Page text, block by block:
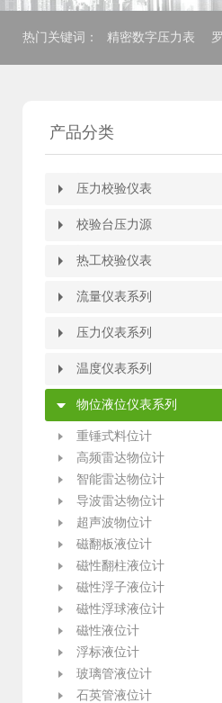
热门关键词： 精密数字压力表
产品分类
压力校验仪表
压力校验仪表
压力自动校验装置
全自动压力校验台
压力校验仪
箱式压力校验仪
电动压力校验仪
便携式多功能校验仪
智能压力模块
精密数字压力计
精密数字压力表
HART375手操器
HART475手操器
校验台压力源
校验台压力源
全自动压力控制台
电动压力校验台
压力校验台
便携式压力泵
轻便微压压力泵
手持式压力泵
电动压力源
手动压力源
氧气表压力表两用校器
手操压力泵
压力表转换接头
压力泵附件
热工校验仪表
热工校验仪表
热电偶热电阻检定系统
热工仪表校验装置
热电阻校验仿真仪
热电偶校验仿真仪
过程信号校验仪
电流电压校验仪
频率校验仪
温度校验仪
信号发生器
数字万用表
热工宝典
热工仪表校验仪
掌上型多功能校验仪
便携式温度校验炉
零度恒温器
热电偶检定炉
黑体炉/黑体辐射源
标准热电阻热电偶温度计
流量仪表系列
流量仪表系列
智能旋进旋涡气体流量计
热式气体质量流量计
智能涡街流量计
智能电磁流量计
液体涡轮流量计
靶式流量计
椭圆齿轮流量计
节流装置
孔板流量计
V锥流量计
弯管流量计
平衡流量计
威力巴流量计
德尔塔巴流量计
阿牛巴流量计
毕托巴流量计
超声波流量计
玻璃转子流量计
金属管浮子流量计
压力仪表系列
压力仪表系列
指针压力表
电容式压力变送器
数字压力表
扩散硅压力变送器
压力变送控制仪/压力开关
防腐型压力变送器
单晶硅压力变送器
智能差压变送器
温度仪表系列
温度仪表系列
热电阻温度计
温度变送器
双金属温度计
温度远传监测仪
温度变送控制仪
就地温度数字显示仪
物位液位仪表系列
物位液位仪表系列
重锤式料位计
高频雷达物位计
智能雷达物位计
导波雷达物位计
超声波物位计
磁翻板液位计
磁性翻柱液位计
磁性浮子液位计
磁性浮球液位计
磁性液位计
浮标液位计
玻璃管液位计
石英管液位计